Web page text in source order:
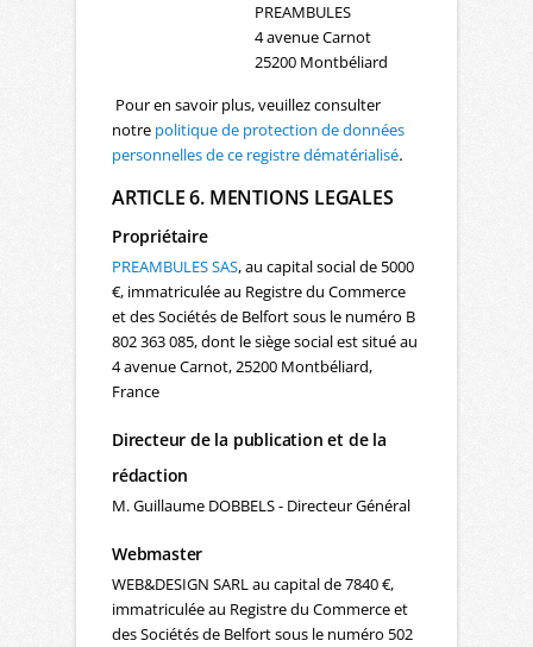
PREAMBULES
4 avenue Carnot
25200 Montbéliard
Pour en savoir plus, veuillez consulter
notre politique de protection de données
personnelles de ce registre dématérialisé.
ARTICLE 6. MENTIONS LEGALES
Propriétaire
PREAMBULES SAS, au capital social de 5000
€, immatriculée au Registre du Commerce
et des Sociétés de Belfort sous le numéro B
802 363 085, dont le siège social est situé au
4 avenue Carnot, 25200 Montbéliard,
France
Directeur de la publication et de la
rédaction
M. Guillaume DOBBELS - Directeur Général
Webmaster
WEB&DESIGN SARL au capital de 7840 €,
immatriculée au Registre du Commerce et
des Sociétés de Belfort sous le numéro 502